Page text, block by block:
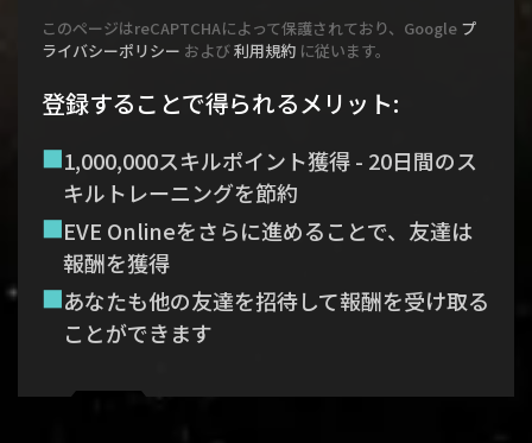
このページはreCAPTCHAによって保護されており、Google プ
ライバシーポリシー および利用規約 に従います。
登録することで得られるメリット:
1,000,000スキルポイント獲得 - 20日間のス
キルトレーニングを節約
EVE Onlineをさらに進めることで、友達は
報酬を獲得
あなたも他の友達を招待して報酬を受け取る
ことができます